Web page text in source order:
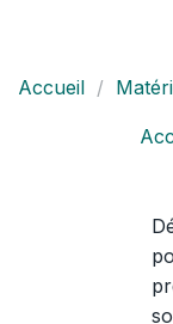
Accueil